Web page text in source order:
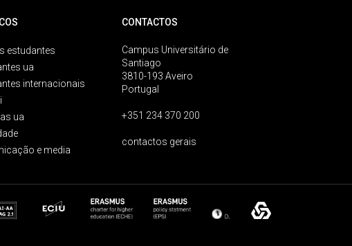
estudantes
ua
internacionais
ua
e media
CONTACTOS
Campus Universitário de
Santiago
3810-193 Aveiro
Portugal
+351 234 370 200
contactos gerais